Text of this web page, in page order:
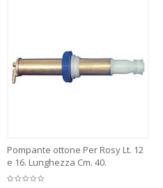
Pompante ottone Per Rosy Lt. 12
e 16. Lunghezza Cm. 40.